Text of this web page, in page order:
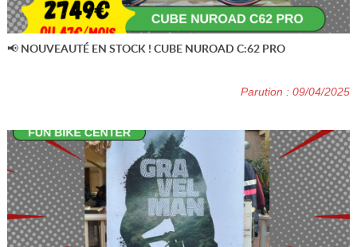
📢 NOUVEAUTÉ EN STOCK ! CUBE NUROAD C:62 PRO
Parution : 09/04/2025